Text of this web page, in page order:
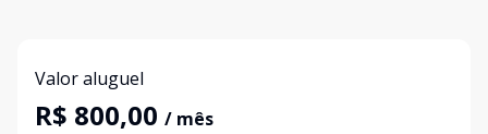
Valor aluguel
R$ 800,00 / mês